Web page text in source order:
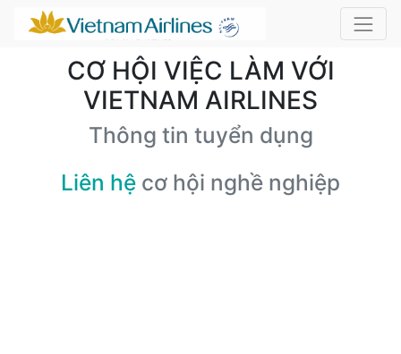
CƠ HỘI VIỆC LÀM VỚI
VIETNAM AIRLINES
Thông tin tuyển dụng
Liên hệ cơ hội nghề nghiệp